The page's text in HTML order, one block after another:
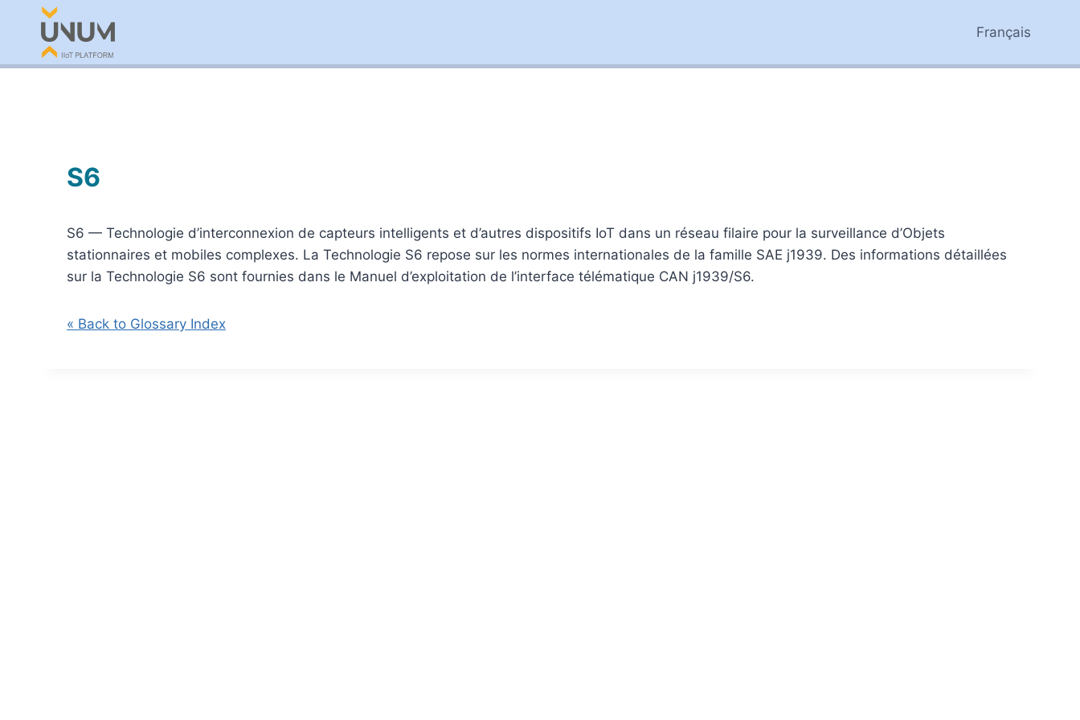
contenu
Français
S6
S6 — Technologie d’interconnexion de capteurs intelligents et d’autres dispositifs IoT dans un réseau filaire pour la surveillance d’Objets
stationnaires et mobiles complexes. La Technologie S6 repose sur les normes internationales de la famille SAE j1939. Des informations détaillées
sur la Technologie S6 sont fournies dans le Manuel d’exploitation de l’interface télématique CAN j1939/S6.
« Back to Glossary Index